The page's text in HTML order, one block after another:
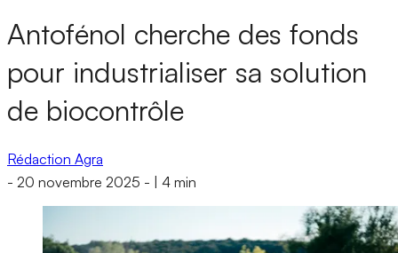
Antofénol cherche des fonds
pour industrialiser sa solution
de biocontrôle
Rédaction Agra
- 20 novembre 2025 - 4 min